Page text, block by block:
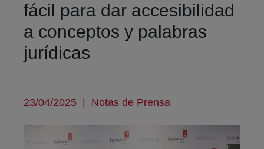
fácil para dar accesibilidad
a conceptos y palabras
jurídicas
23/04/2025 Notas de Prensa